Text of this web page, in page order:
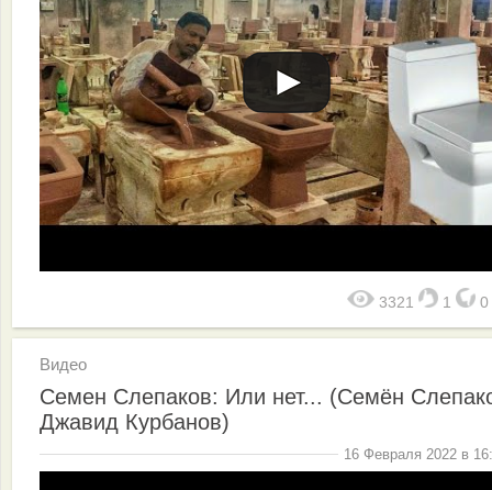
3321 1 0
Видео
Семен Слепаков: Или нет... (Семён
Джавид Курбанов)
16 Февраля 2022 в